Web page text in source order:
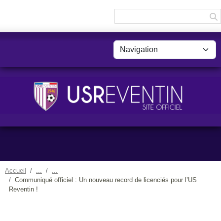
Accueil
Communiqué officiel : Un nouveau record de licenciés pour l’US
Reventin !